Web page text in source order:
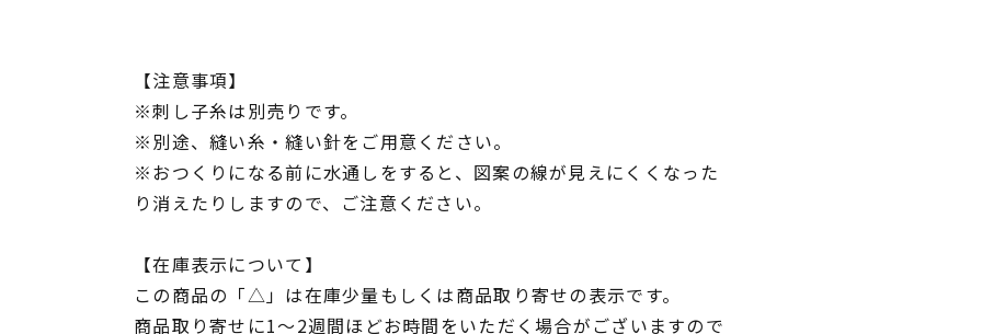
【注意事項】
※刺し子糸は別売りです。
※別途、縫い糸・縫い針をご用意ください。
※おつくりになる前に水通しをすると、図案の線が見えにくくなった
り消えたりしますので、ご注意ください。
【在庫表示について】
この商品の「△」は在庫少量もしくは商品取り寄せの表示です。
商品取り寄せに1～2週間ほどお時間をいただく場合がございますので